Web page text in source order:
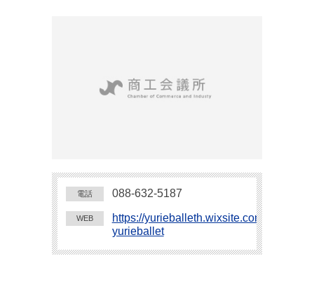
電話 088-632-5187
WEB
https://yurieballeth.wixsite.com/harada-
yurieballet